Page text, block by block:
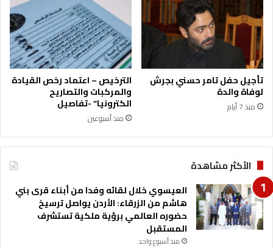
تأجيل حفل تامر حسني بجرش
لوفاة والدة
منذ 7 أيام
الترخيص – اعتماد رخص القيادة
والمركبات والتصاريح
الكترونيا” -تفاصيل
منذ أسبوعين
الأكثر مشاهدة
العيسوي خلال لقائه وفدا من أبناء قرى بني
هاشم من الزرقاء: الأردن يواصل ترسيخ
حضوره العالمي برؤية ملكية تستشرف
المستقبل
منذ أسبوع واحد